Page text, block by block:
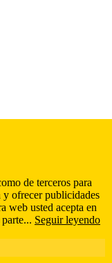
de terceros para
y ofrecer publicidades
web usted acepta en
Seguir leyendo